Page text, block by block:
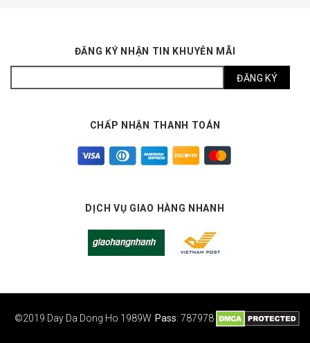
ĐĂNG KÝ NHẬN TIN KHUYỄN MÃI
CHẤP NHẬN THANH TOÁN
DỊCH VỤ GIAO HÀNG NHANH
©2019 Day Da Dong Ho 1989W Pass: 787978